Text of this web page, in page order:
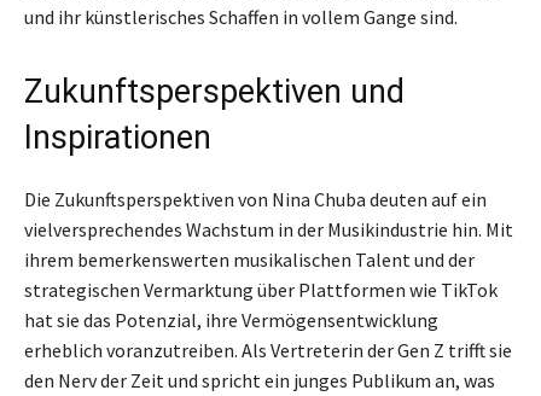
und ihr künstlerisches Schaffen in vollem Gange sind.
Zukunftsperspektiven und
Inspirationen
Die Zukunftsperspektiven von Nina Chuba deuten auf ein
vielversprechendes Wachstum in der Musikindustrie hin. Mit
ihrem bemerkenswerten musikalischen Talent und der
strategischen Vermarktung über Plattformen wie TikTok
hat sie das Potenzial, ihre Vermögensentwicklung
erheblich voranzutreiben. Als Vertreterin der Gen Z trifft sie
den Nerv der Zeit und spricht ein junges Publikum an, was